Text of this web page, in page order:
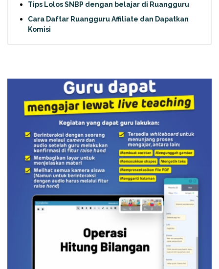
Tips Lolos SNBP dengan belajar di Ruangguru
Cara Daftar Ruangguru Affiliate dan Dapatkan
Komisi